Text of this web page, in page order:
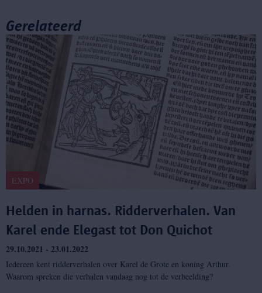
Gerelateerd
EXPO
Helden in harnas. Ridderverhalen. Van
Karel ende Elegast tot Don Quichot
29.10.2021 - 23.01.2022
Iedereen kent ridderverhalen over Karel de Grote en koning Arthur.
Waarom spreken die verhalen vandaag nog tot de verbeelding?